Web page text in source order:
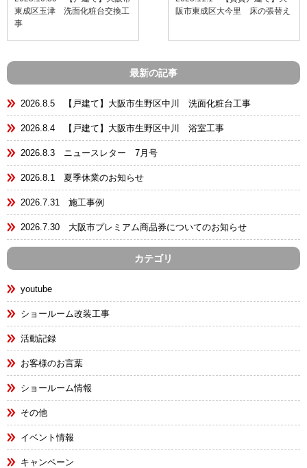
東成区玉津 洗面化粧台交換工
事
阪市東成区大今里 床の張替え
最新の記事
2026.8.5 【戸建て】大阪市生野区中川 洗面化粧台工事
2026.8.4 【戸建て】大阪市生野区中川 浴室工事
2026.8.3 ニュースレター 7月号
2026.8.1 夏季休業のお知らせ
2026.7.31 施工事例
2026.7.30 大阪市プレミアム商品券についてのお知らせ
カテゴリ
youtube
ショールーム改装工事
活動記録
お客様のお言葉
ショールーム情報
その他
イベント情報
キャンペーン